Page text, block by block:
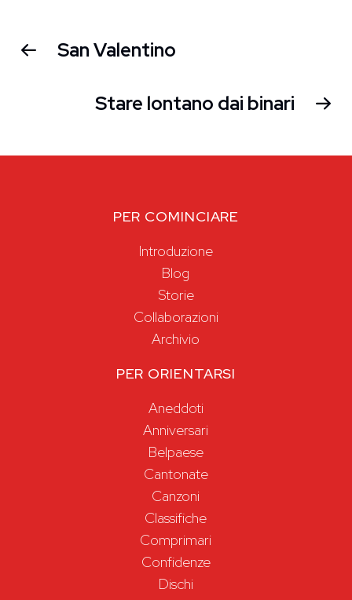
San Valentino
Stare lontano dai binari
PER COMINCIARE
Introduzione
Blog
Storie
Collaborazioni
Archivio
PER ORIENTARSI
Aneddoti
Anniversari
Belpaese
Cantonate
Canzoni
Classifiche
Comprimari
Confidenze
Dischi